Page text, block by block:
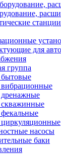
для
группа
насосы
баки